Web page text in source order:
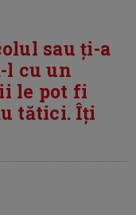
sau ți-a
l cu un
le pot fi
tătici. Îți